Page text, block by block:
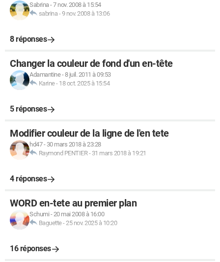
Sabrina-7 nov. 2008 à 15:54
sabrina -9 nov. 2008 à 13:06
8 réponses
Changer la couleur de fond d'un en-tête
Adamantine-8 juil. 2011 à 09:53
Karine- 18 oct. 2025 à 15:54
5 réponses
Modifier couleur de la ligne de l'en tete
hd47- 30 mars 2018 à 23:28
Raymond PENTIER- 31 mars 2018 à 19:21
4 réponses
WORD en-tete au premier plan
Schumi -20 mai 2008 à 16:00
Baguette-25 nov. 2025 à 10:20
16 réponses